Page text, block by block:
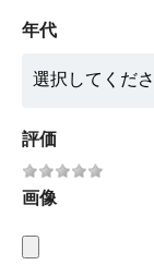
年代
評価
画像